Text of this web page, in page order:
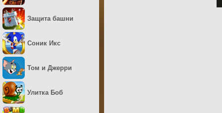
Защита башни
Соник Икс
Том и Джерри
Улитка Боб